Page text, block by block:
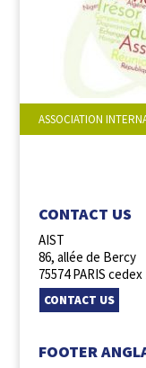
ASSOCIATION
CONTACT US
AIST
86, allée de Bercy
75574 PARIS cedex
CONTACT US
FOOTER